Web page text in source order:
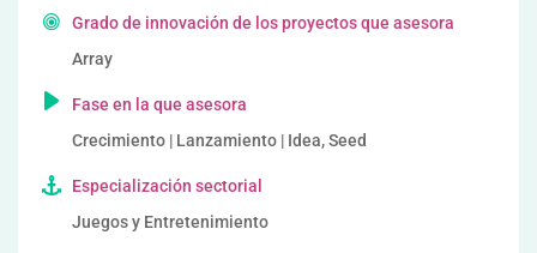
Grado de innovación de los proyectos que asesora
Array
Fase en la que asesora
Crecimiento | Lanzamiento | Idea, Seed
Especialización sectorial
Juegos y Entretenimiento